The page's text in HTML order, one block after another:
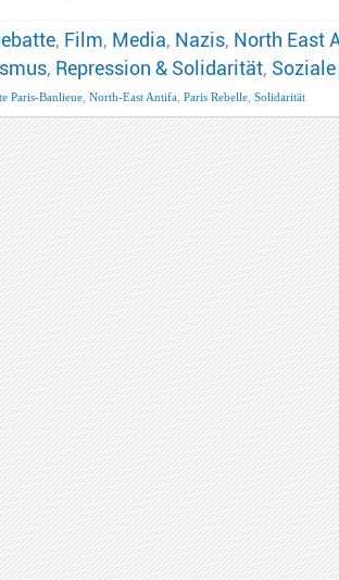
, Film, Media, Nazis, North East
, Repression & Solidarität,
Paris-Banlieue North-East Antifa Paris Rebelle Solidarität